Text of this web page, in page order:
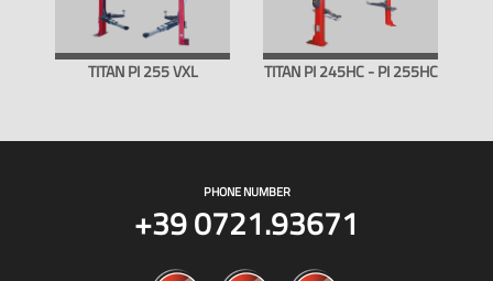
TITAN PI 255 VXL TITAN PI 245HC - PI 255HC
PHONE NUMBER
+39 0721.93671